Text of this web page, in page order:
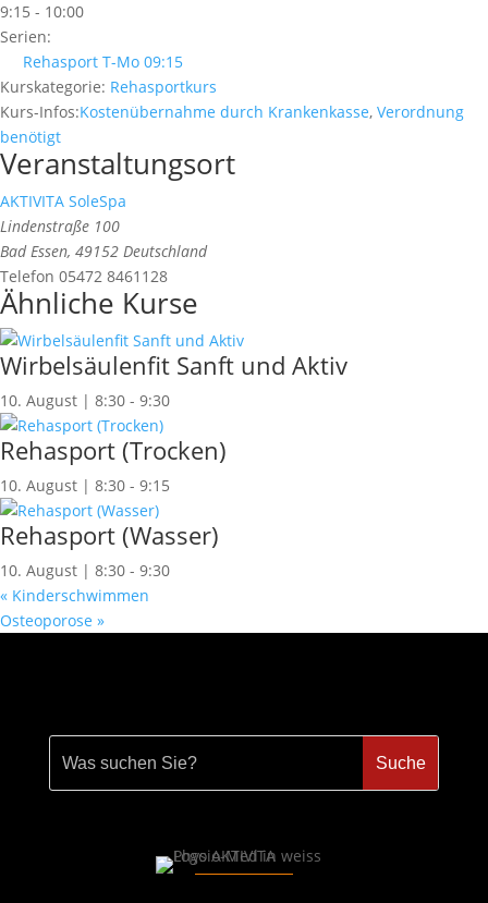
9:15 - 10:00
Serien:
Rehasport T-Mo 09:15
Kurskategorie: Rehasportkurs
Kurs-Infos:Kostenübernahme durch Krankenkasse, Verordnung
benötigt
Veranstaltungsort
AKTIVITA SoleSpa
Lindenstraße 100
Bad Essen, 49152 Deutschland
Telefon 05472 8461128
Ähnliche Kurse
Wirbelsäulenfit Sanft und Aktiv
10. August | 8:30 - 9:30
Rehasport (Trocken)
10. August | 8:30 - 9:15
Rehasport (Wasser)
10. August | 8:30 - 9:30
« Kinderschwimmen
Osteoporose »